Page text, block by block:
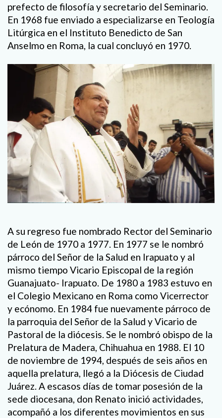
prefecto de filosofía y secretario del Seminario.
En 1968 fue enviado a especializarse en Teología
Litúrgica en el Instituto Benedicto de San
Anselmo en Roma, la cual concluyó en 1970.
A su regreso fue nombrado Rector del Seminario
de León de 1970 a 1977. En 1977 se le nombró
párroco del Señor de la Salud en Irapuato y al
mismo tiempo Vicario Episcopal de la región
Guanajuato- Irapuato. De 1980 a 1983 estuvo en
el Colegio Mexicano en Roma como Vicerrector
y ecónomo. En 1984 fue nuevamente párroco de
la parroquia del Señor de la Salud y Vicario de
Pastoral de la diócesis. Se le nombró obispo de la
Prelatura de Madera, Chihuahua en 1988. El 10
de noviembre de 1994, después de seis años en
aquella prelatura, llegó a la Diócesis de Ciudad
Juárez. A escasos días de tomar posesión de la
sede diocesana, don Renato inició actividades,
acompañó a los diferentes movimientos en sus